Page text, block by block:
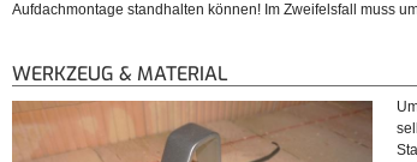
Aufdachmontage standhalten können! Im Zweifelsfall muss
WERKZEUG & MATERIAL